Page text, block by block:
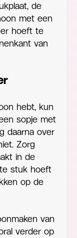
de
met een
hoeft te
van
hebt, kun
sopje met
daarna over
Zorg
in de
stuk hoeft
op de
van
verder op